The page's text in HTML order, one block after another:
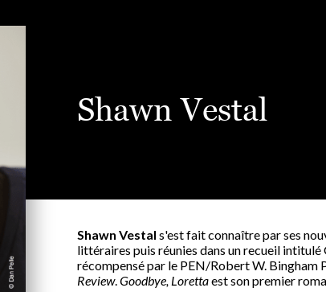
Shawn Vestal
Shawn Vestal s'est fait connaître par ses
littéraires puis réunies dans un recueil
récompensé par le PEN/Robert W.
Review.Goodbye, Lorettaest son premier